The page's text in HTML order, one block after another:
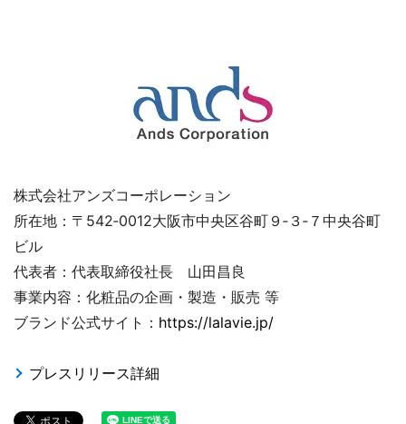
株式会社アンズコーポレーション
所在地：〒542‐0012大阪市中央区谷町９‐３‐７中央谷町
ビル
代表者：代表取締役社長 山田昌良
事業内容：化粧品の企画・製造・販売 等
ブランド公式サイト： https://lalavie.jp/
プレスリリース詳細